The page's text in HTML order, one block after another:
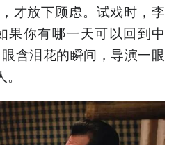
才放下顾虑。试戏时，李
果你有哪一天可以回到中
含泪花的瞬间，导演一眼